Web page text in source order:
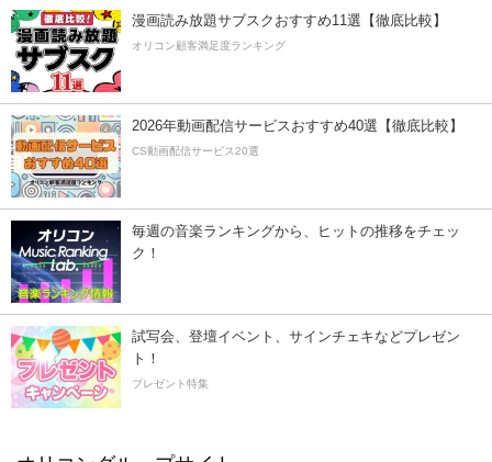
漫画読み放題サブスクおすすめ11選【徹底比較】
オリコン顧客満足度ランキング
2026年動画配信サービスおすすめ40選【徹底比較】
CS動画配信サービス20選
毎週の音楽ランキングから、ヒットの推移をチェッ
ク！
試写会、登壇イベント、サインチェキなどプレゼン
ト！
プレゼント特集